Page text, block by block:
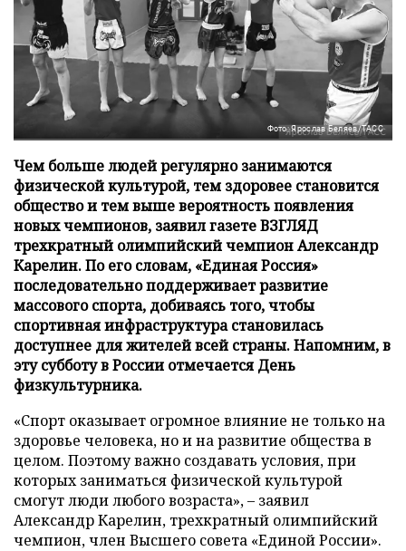
Фото: Ярослав Беляев/ТАСС
Чем больше людей регулярно занимаются
физической культурой, тем здоровее становится
общество и тем выше вероятность появления
новых чемпионов, заявил газете ВЗГЛЯД
трехкратный олимпийский чемпион Александр
Карелин. По его словам, «Единая Россия»
последовательно поддерживает развитие
массового спорта, добиваясь того, чтобы
спортивная инфраструктура становилась
доступнее для жителей всей страны. Напомним, в
эту субботу в России отмечается День
физкультурника.
«Спорт оказывает огромное влияние не только на
здоровье человека, но и на развитие общества в
целом. Поэтому важно создавать условия, при
которых заниматься физической культурой
смогут люди любого возраста», – заявил
Александр Карелин, трехкратный олимпийский
чемпион, член Высшего совета «Единой России».